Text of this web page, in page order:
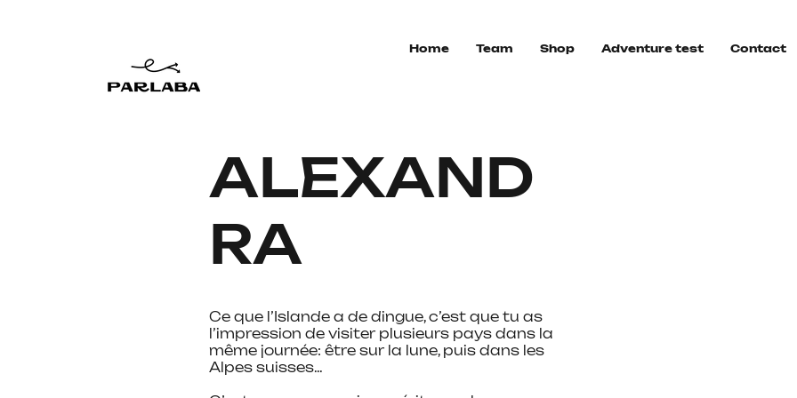
Home Team Shop Adventure test Contact
ALEXAND
RA
Ce que l’Islande a de dingue, c’est que tu as
l’impression de visiter plusieurs pays dans la
même journée: être sur la lune, puis dans les
Alpes suisses…